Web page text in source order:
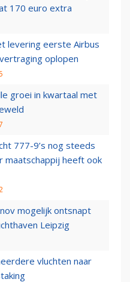
170 euro extra
levering eerste Airbus
oplopen
groei in kwartaal met
777-9’s nog steeds
maatschappij heeft ook
mogelijk ontsnapt
Leipzig
vluchten naar